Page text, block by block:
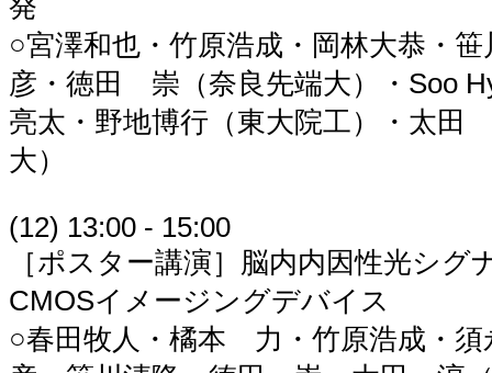
発
○宮澤和也・竹原浩成・岡林大恭・
彦・徳田 崇（奈良先端大）・Soo
亮太・野地博行（東大院工）・太田
大）
(12) 13:00 - 15:00
［ポスター講演］脳内内因性光シグ
CMOSイメージングデバイス
○春田牧人・橘本 力・竹原浩成・須